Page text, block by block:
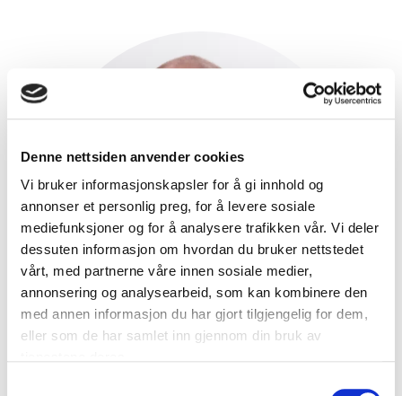
Denne nettsiden anvender cookies
Vi bruker informasjonskapsler for å gi innhold og
annonser et personlig preg, for å levere sosiale
mediefunksjoner og for å analysere trafikken vår. Vi deler
dessuten informasjon om hvordan du bruker nettstedet
vårt, med partnerne våre innen sosiale medier,
annonsering og analysearbeid, som kan kombinere den
med annen informasjon du har gjort tilgjengelig for dem,
eller som de har samlet inn gjennom din bruk av